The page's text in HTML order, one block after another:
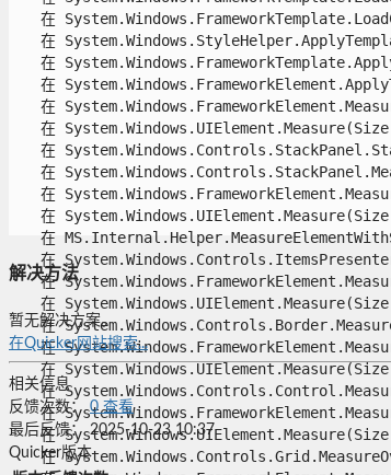
在
在
在
在
在
在
在
在
在
在
在
在
在
在
在
在
在
在
在
在
在
解决方法
暂无解决方案。
在Quicker网站搜索...
相关信息
反馈次数： 0查看
最后反馈： 2025-10-23 10:37
Quicker版本